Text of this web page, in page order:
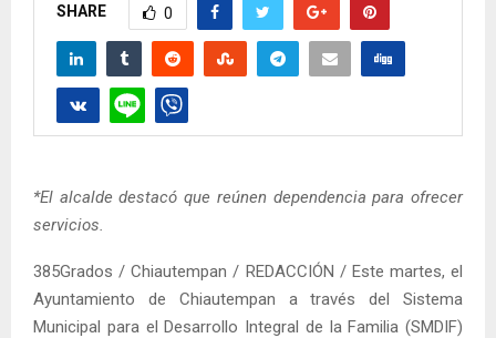
SHARE 0
*El alcalde destacó que reúnen dependencia para ofrecer
servicios.
385Grados / Chiautempan / REDACCIÓN / Este martes, el
Ayuntamiento de Chiautempan a través del Sistema
Municipal para el Desarrollo Integral de la Familia (SMDIF)